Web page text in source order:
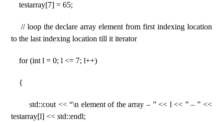
testarray[7] = 65;
// loop the declare array element from first indexing location
to the last indexing location till it iterator
for (int l = 0; l <= 7; l++)
{
std::cout << “\n element of the array – ” << l << ” – ” <<
testarray[l] << std::endl;